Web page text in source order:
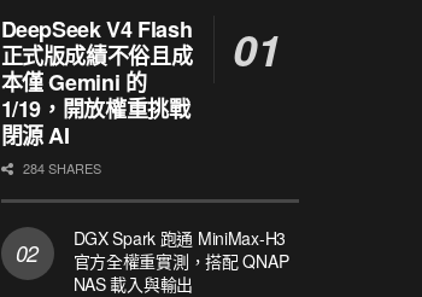
DeepSeek V4 Flash
正式版成績不俗且成
本僅 Gemini 的
1/19，開放權重挑戰
閉源 AI
284 SHARES
DGX Spark 跑通 MiniMax-H3
官方全權重實測，搭配 QNAP
NAS 載入與輸出